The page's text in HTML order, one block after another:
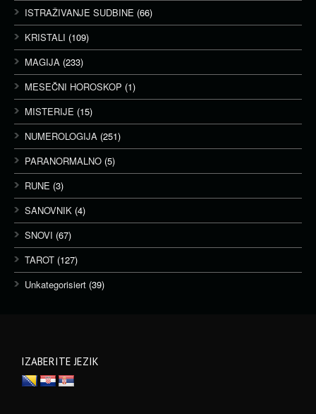
ISTRAŽIVANJE SUDBINE (66)
KRISTALI (109)
MAGIJA (233)
MESEČNI HOROSKOP (1)
MISTERIJE (15)
NUMEROLOGIJA (251)
PARANORMALNO (5)
RUNE (3)
SANOVNIK (4)
SNOVI (67)
TAROT (127)
Unkategorisiert (39)
IZABERITE JEZIK